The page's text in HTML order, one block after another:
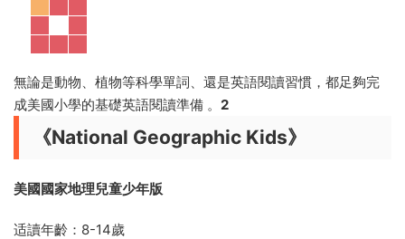
無論是動物、植物等科學單詞、還是英語閱讀習慣，都足夠完
成美國小學的基礎英語閱讀準備 。 2
《National Geographic Kids》
美國國家地理兒童少年版
适讀年齡：8-14歲